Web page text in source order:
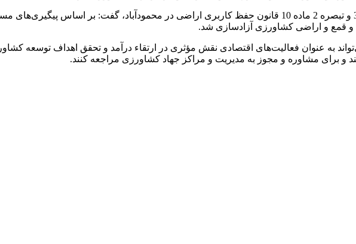
و قمع و اراضی کشاورزی آزادسازی شد.
به عنوان فعالیت‌های اقتصادی نقش مؤثری در ارتقاء درآمد و تحقق اهداف توسعه
و برای مشاوره و مجوز به مدیریت و مراکز جهاد کشاورزی مراجعه کنند.